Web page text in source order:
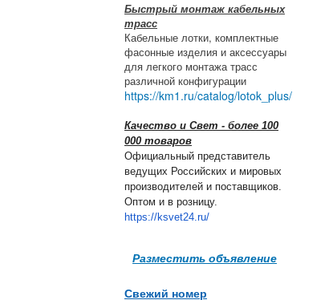
Быстрый монтаж кабельных
трасс
Кабельные лотки, комплектные
фасонные изделия и аксессуары
для легкого монтажа трасс
различной конфигурации
https://km1.ru/catalog/lotok_plus/
Качество и Свет - более 100
000 товаров
Официальный представитель
ведущих Российских и мировых
производителей и поставщиков.
Оптом и в розницу.
https://ksvet24.ru/
Разместить объявление
Свежий номер